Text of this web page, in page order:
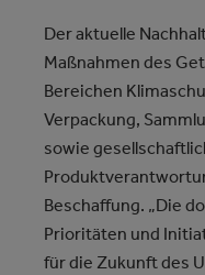
Der aktuelle
Maßnahmen des
Bereichen
Verpackung,
sowie
Beschaffung. „Die
Prioritäten und
für die Zukunft des